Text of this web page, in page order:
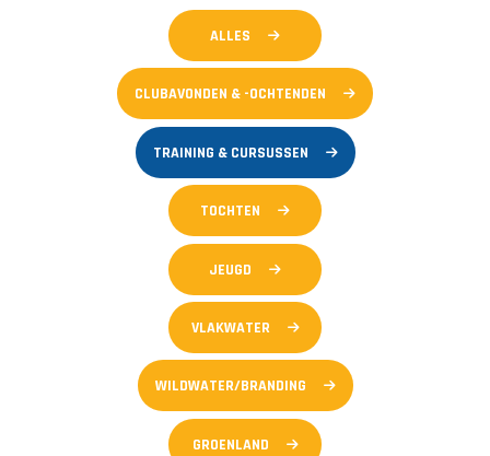
ALLES
CLUBAVONDEN & -OCHTENDEN
TRAINING & CURSUSSEN
TOCHTEN
JEUGD
VLAKWATER
WILDWATER/BRANDING
GROENLAND